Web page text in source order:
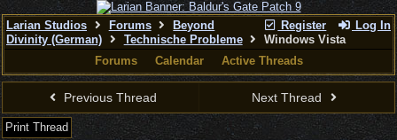
Register Log In
Larian Studios Forums
Beyond
Divinity (German)
Technische Probleme
Windows Vista
Forums
Calendar Active Threads
Previous Thread Next Thread
Print Thread